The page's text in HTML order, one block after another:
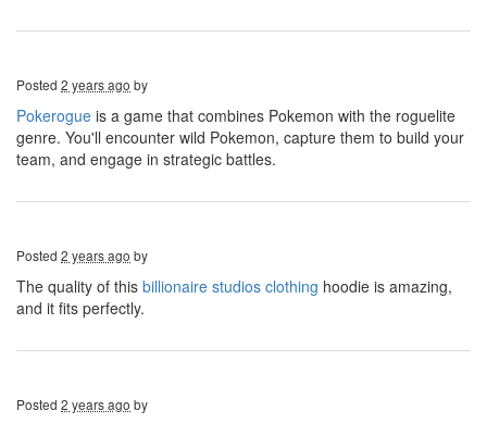
Posted 2 years ago by
Pokerogue is a game that combines Pokemon with the roguelite
genre. You'll encounter wild Pokemon, capture them to build your
team, and engage in strategic battles.
Posted 2 years ago by
The quality of this billionaire studios clothing hoodie is amazing,
and it fits perfectly.
Posted 2 years ago by